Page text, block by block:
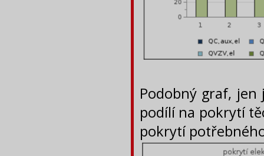
Podobný graf, jen
podílí na pokrytí
pokrytí